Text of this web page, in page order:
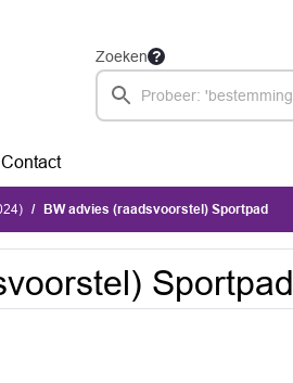
Zoeken
Contact
BW advies (raadsvoorstel) Sportpad
Sportpad